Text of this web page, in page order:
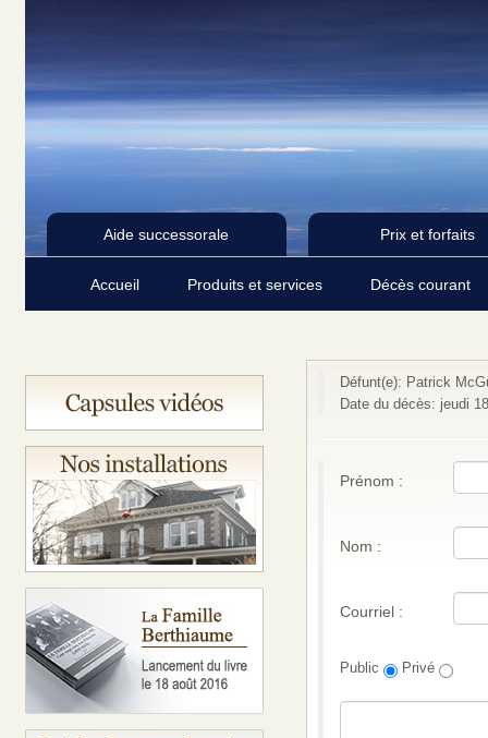
Aide successorale Prix et forfaits
Accueil Produits et services Décès courant
Défunt(e): Patrick
Date du décès: jeudi
Prénom :
Nom :
Courriel :
Public Privé